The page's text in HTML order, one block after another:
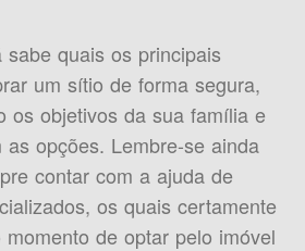
quais os principais
um sítio de forma segura,
os objetivos da sua família e
opções. Lembre-se ainda
contar com a ajuda de
os quais certamente
de optar pelo imóvel